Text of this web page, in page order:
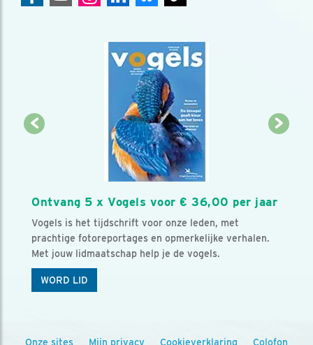
Ontvang 5 x Vogels voor € 36,00 per jaar
Vogels is het tijdschrift voor onze leden, met
prachtige fotoreportages en opmerkelijke verhalen.
Met jouw lidmaatschap help je de vogels.
WORD LID
Onze sites Mijn privacy Cookieverklaring Colofon